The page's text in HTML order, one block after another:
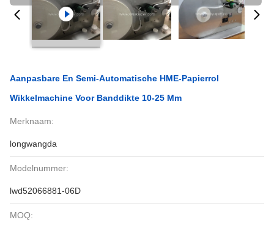
Aanpasbare En Semi-Automatische HME-Papierrol
Wikkelmachine Voor Banddikte 10-25 Mm
Merknaam:
longwangda
Modelnummer:
lwd52066881-06D
MOQ: